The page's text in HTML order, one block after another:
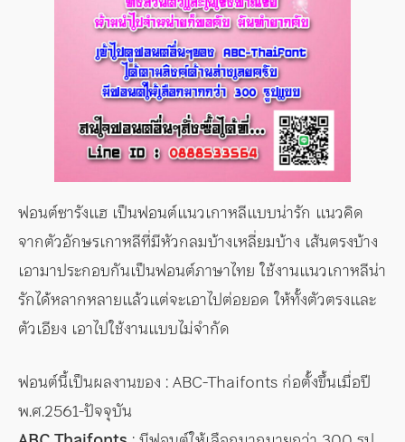
ฟอนต์ซารังแฮ เป็นฟอนต์แนวเกาหลีแบบน่ารัก แนวคิด
จากตัวอักษรเกาหลีที่มีหัวกลมบ้างเหลี่ยมบ้าง เส้นตรงบ้าง
เอามาประกอบกันเป็นฟอนต์ภาษาไทย ใช้งานแนวเกาหลีน่า
รักได้หลากหลายแล้วแต่จะเอาไปต่อยอด ให้ทั้งตัวตรงและ
ตัวเอียง เอาไปใช้งานแบบไม่จำกัด
ฟอนต์นี้เป็นผลงานของ : ABC-Thaifonts ก่อตั้งขึ้นเมื่อปี
พ.ศ.2561-ปัจจุบัน